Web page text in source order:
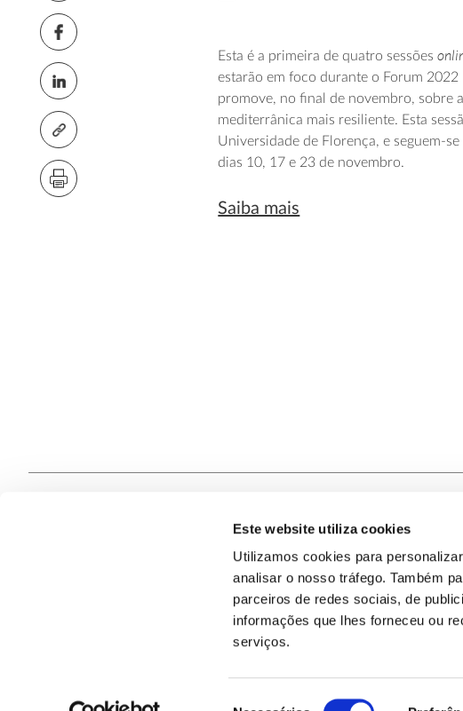
Este website utiliza cookies
Utilizamos cookies para
analisar o nosso tráfego. Também
parceiros de redes sociais, de
informações que lhes forneceu ou
serviços.
Esta é a primeira de quatro sessões
estarão em foco durante o Forum
promove, no final de novembro, sobre
mediterrânica mais resiliente. Esta
Universidade de Florença, e seguem-
dias 10, 17 e 23 de novembro.
Saiba mais
Contacte-nos
Quem Somos